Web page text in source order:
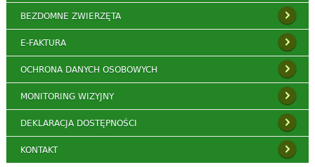
BEZDOMNE ZWIERZĘTA
E-FAKTURA
OCHRONA DANYCH OSOBOWYCH
MONITORING WIZYJNY
DEKLARACJA DOSTĘPNOŚCI
KONTAKT